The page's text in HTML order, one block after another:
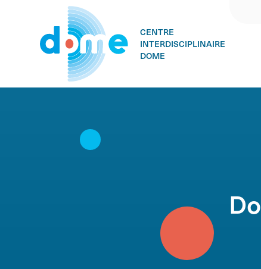
CENTRE
INTERDISCIPLINAIRE
DOME